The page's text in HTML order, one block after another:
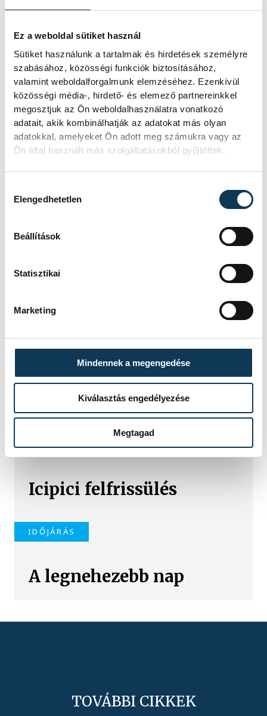
Ez a weboldal sütiket használ
Sütiket használunk a tartalmak és hirdetések személyre
szabásához, közösségi funkciók biztosításához,
valamint weboldalforgalmunk elemzéséhez. Ezenkívül
közösségi média-, hirdető- és elemező partnereinkkel
megosztjuk az Ön weboldalhasználatra vonatkozó
adatait, akik kombinálhatják az adatokat más olyan
adatokkal, amelyeket Ön adott meg számukra vagy az
Ön által használt más szolgáltatásokból gyűjtöttek.
Elengedhetetlen
Beállítások
Statisztikai
Marketing
Mindennek a megengedése
Kiválasztás engedélyezése
Megtagad
TOVÁBBI CIKKEK
Nyár, forróság nélkül
IDŐJÁRÁS
Icipici felfrissülés
IDŐJÁRÁS
A legnehezebb nap
TOVÁBBI CIKKEK